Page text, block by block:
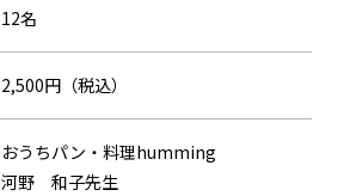
12名
2,500円（税込）
おうちパン・料理humming
河野 和子先生